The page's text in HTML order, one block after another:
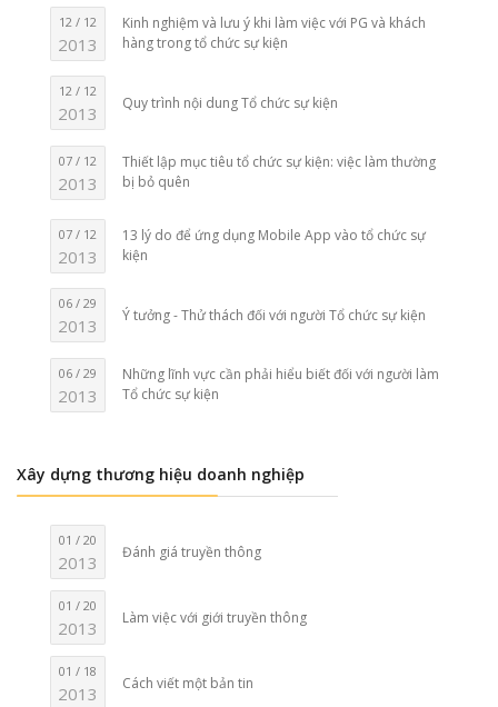
12 / 12
2013
Kinh nghiệm và lưu ý khi làm việc với PG và khách
hàng trong tổ chức sự kiện
12 / 12
2013 Quy trình nội dung Tổ chức sự kiện
07 / 12
2013
Thiết lập mục tiêu tổ chức sự kiện: việc làm thường
bị bỏ quên
07 / 12
2013
13 lý do để ứng dụng Mobile App vào tổ chức sự
kiện
06 / 29
2013 Ý tưởng - Thử thách đối với người Tổ chức sự kiện
06 / 29
2013
Những lĩnh vực cần phải hiểu biết đối với người làm
Tổ chức sự kiện
Xây dựng thương hiệu doanh nghiệp
01 / 20
2013 Đánh giá truyền thông
01 / 20
2013 Làm việc với giới truyền thông
01 / 18
2013 Cách viết một bản tin